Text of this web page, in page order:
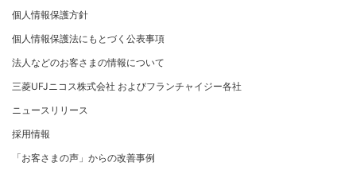
ト）
セキュリティサービス
法人向けポータルサイト
リスク管理
マネー・ローンダリングおよびテロ資金供与等の対策に
関する取り組み
個人情報保護方針
クレジットポリシー
金融商品販売などの勧誘方針
お客さま応対における当社の方針
復興支援活動
お客さまに寄り添う
従業員とともに
MUFGグループ/サステナビリティサイト
お問い合わせ
重要なお知らせ
個人情報保護方針
個人情報保護法にもとづく公表事項
法人などのお客さまの情報について
三菱UFJニコス株式会社 およびフランチャイジー各社
ニュースリリース
採用情報
「お客さまの声」からの改善事例